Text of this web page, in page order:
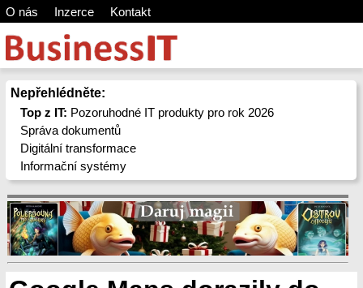
O nás Inzerce Kontakt
Nepřehlédněte:
Top z IT: Pozoruhodné IT produkty pro rok 2026
Správa dokumentů
Digitální transformace
Informační systémy